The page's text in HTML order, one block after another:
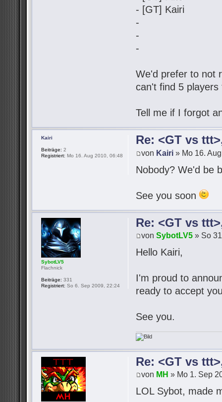
- [GT] Kairi
-
-
-
We'd prefer to not
can't find 5
Tell me if I forgot
Re: <GT vs
von Kairi » Mo 16.
Nobody? We'd be
See you soon
Kairi
Beiträge: 2
Registriert: Mo 16. Aug 2010, 06:48
Re: <GT vs
vonSybotLV5 » So
Hello Kairi,
I'm proud to
ready to accept
See you.
SybotLV5
Flachnick
Beiträge: 331
Registriert: So 6. Sep 2009, 22:24
Re: <GT vs
von MH » Mo 1. Sep
LOL Sybot, made